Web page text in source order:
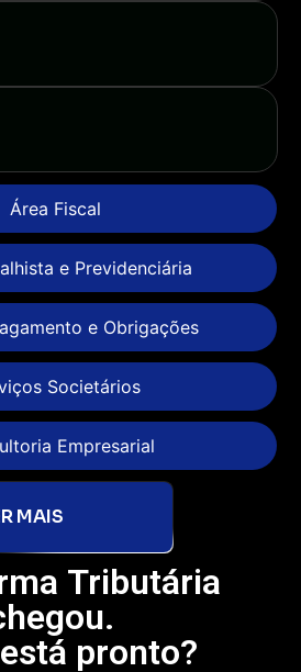
Área Fiscal
e Previdenciária
e Obrigações
Societários
Empresarial
MAIS
Tributária
pronto?